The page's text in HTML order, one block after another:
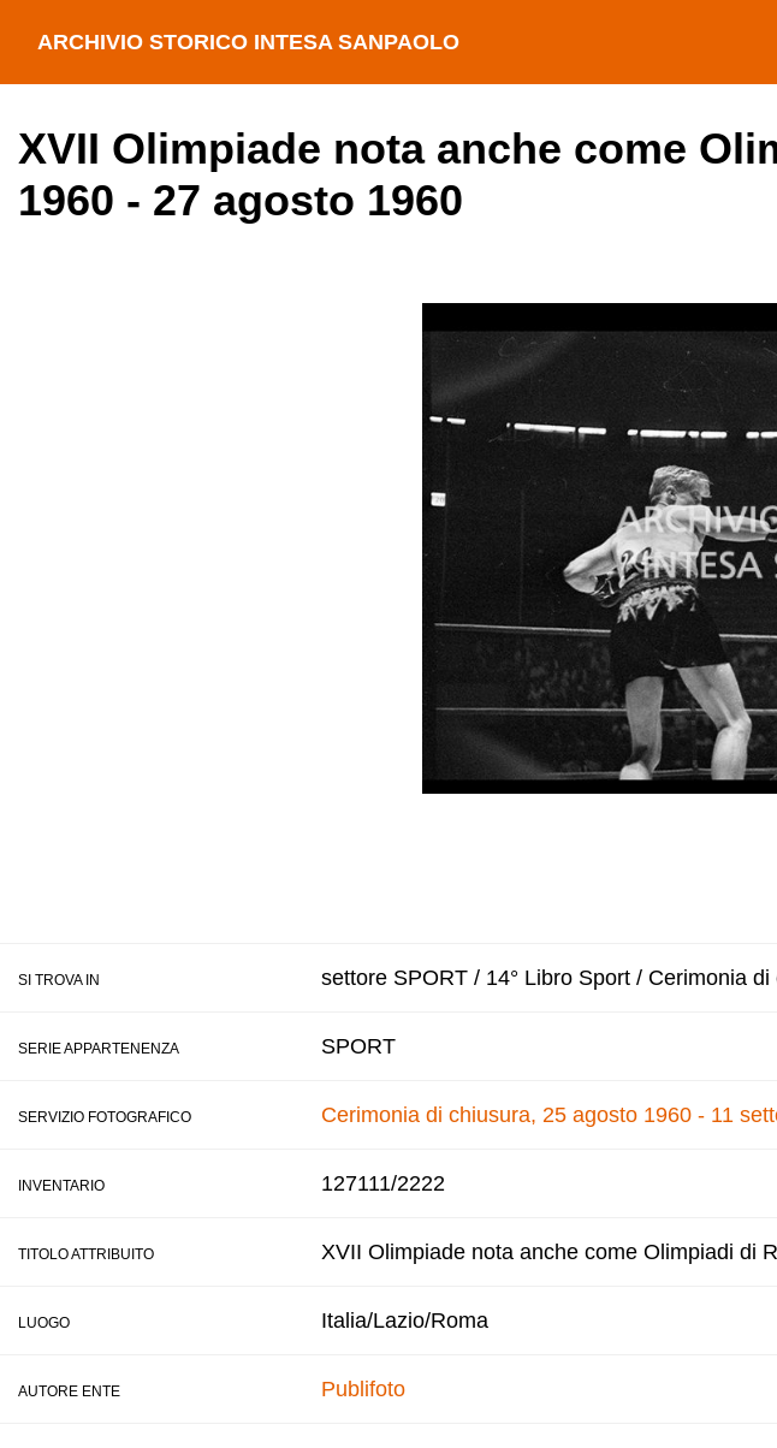
ARCHIVIO STORICO INTESA SANPAOLO
XVII Olimpiade nota anche come
1960 - 27 agosto 1960
SI TROVA IN settore SPORT / 14° Libro Sport / Cerimonia di
SERIE APPARTENENZA SPORT
SERVIZIO FOTOGRAFICO Cerimonia di chiusura, 25 agosto 1960 - 11
INVENTARIO 127111/2222
TITOLO ATTRIBUITO XVII Olimpiade nota anche come Olimpiadi di
LUOGO Italia/Lazio/Roma
AUTORE ENTE Publifoto